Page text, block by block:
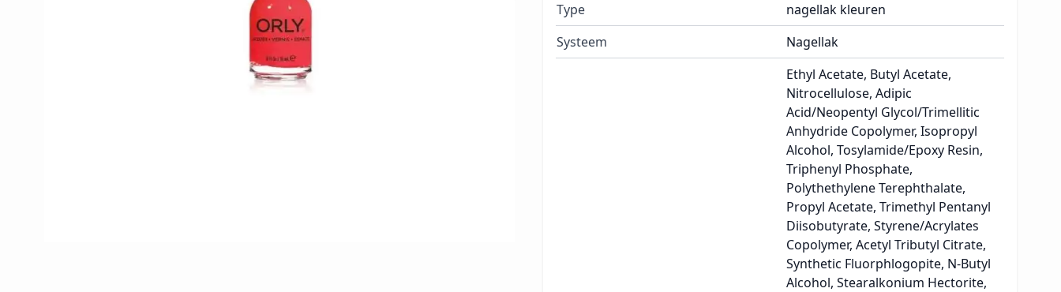
Type
nagellak kleuren
Systeem
Nagellak
Ethyl Acetate, Butyl Acetate,
Nitrocellulose, Adipic
Acid/Neopentyl Glycol/Trimellitic
Anhydride Copolymer, Isopropyl
Alcohol, Tosylamide/Epoxy Resin,
Triphenyl Phosphate,
Polythethylene Terephthalate,
Propyl Acetate, Trimethyl Pentanyl
Diisobutyrate, Styrene/Acrylates
Copolymer, Acetyl Tributyl Citrate,
Synthetic Fluorphlogopite, N-Butyl
Alcohol, Stearalkonium Hectorite,